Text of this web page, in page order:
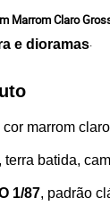
Marrom Claro
e dioramas.
marrom
batida,
1/87, padrão